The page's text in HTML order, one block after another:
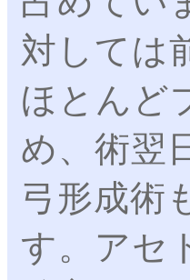
対しては
ほとんど
め、術翌
弓形成術
す。アセ